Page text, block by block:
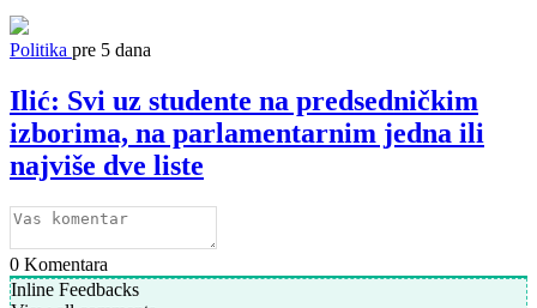
Politika pre 5 dana
Ilić: Svi uz studente na predsedničkim
izborima, na parlamentarnim jedna ili
najviše dve liste
0 Komentara
Inline Feedbacks